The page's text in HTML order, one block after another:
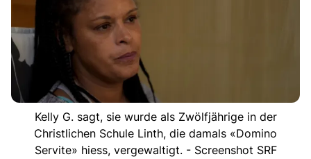
Kelly G. sagt, sie wurde als Zwölfjährige in der
Christlichen Schule Linth, die damals «Domino
Servite» hiess, vergewaltigt. - Screenshot SRF